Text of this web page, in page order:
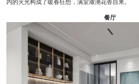
内的火光构成了暖春狂想，满室潋滟花香自来。
餐厅